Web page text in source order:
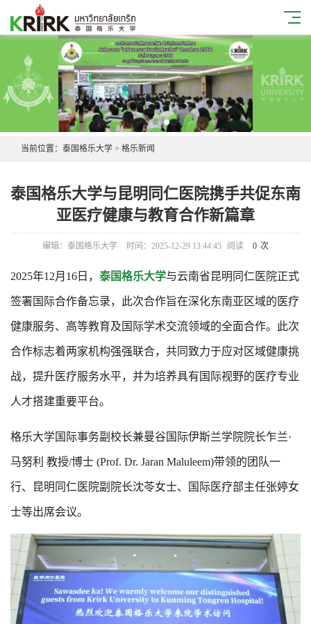
当前位置： 泰国格乐大学 > 格乐新闻
泰国格乐大学与昆明同仁医院携手共促东南
亚医疗健康与教育合作新篇章
编辑：泰国格乐大学 时间：2025-12-29 13:44:45 阅读 0 次
2025年12月16日， 泰国格乐大学与云南省昆明同仁医院正式
签署国际合作备忘录，此次合作旨在深化东南亚区域的医疗
健康服务、高等教育及国际学术交流领域的全面合作。此次
合作标志着两家机构强强联合，共同致力于应对区域健康挑
战，提升医疗服务水平，并为培养具有国际视野的医疗专业
人才搭建重要平台。
格乐大学国际事务副校长兼曼谷国际伊斯兰学院院长乍兰·
马努利 教授/博士 (Prof. Dr. Jaran Maluleem)带领的团队一
行、昆明同仁医院副院长沈苓女士、国际医疗部主任张婷女
士等出席会议。